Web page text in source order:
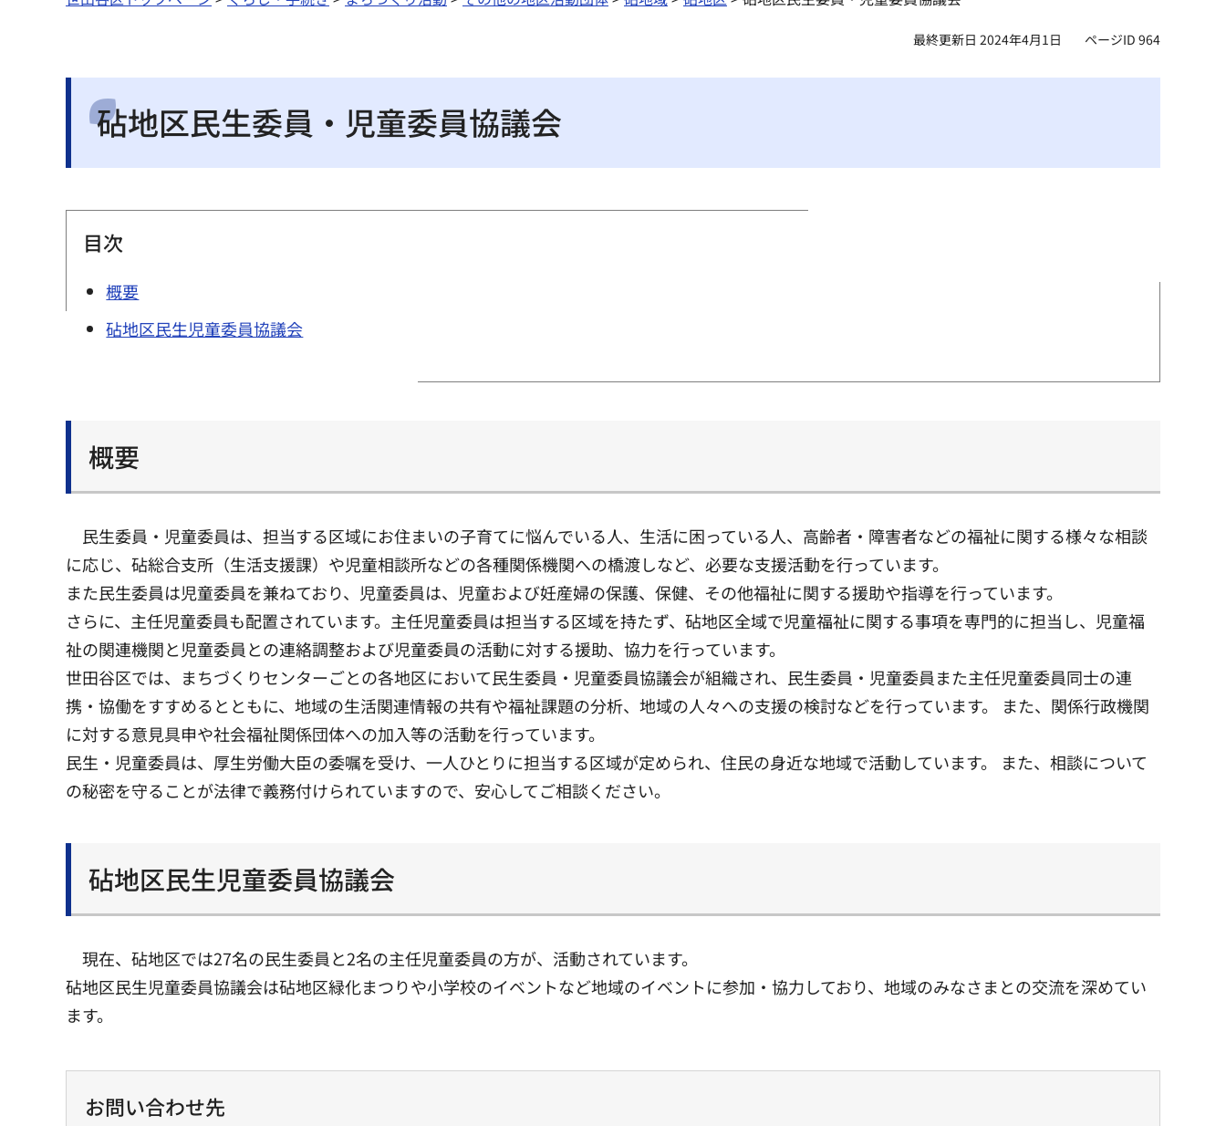
最終更新日 2024年4月1日 ページID 964
砧地区民生委員・児童委員協議会
目次
概要
砧地区民生児童委員協議会
概要
民生委員・児童委員は、担当する区域にお住まいの子育てに悩んでいる人、生活に困っている人、高齢者・障害者などの福祉に関する様々な相談
に応じ、砧総合支所（生活支援課）や児童相談所などの各種関係機関への橋渡しなど、必要な支援活動を行っています。
また民生委員は児童委員を兼ねており、児童委員は、児童および妊産婦の保護、保健、その他福祉に関する援助や指導を行っています。
さらに、主任児童委員も配置されています。主任児童委員は担当する区域を持たず、砧地区全域で児童福祉に関する事項を専門的に担当し、児童福
祉の関連機関と児童委員との連絡調整および児童委員の活動に対する援助、協力を行っています。
世田谷区では、まちづくりセンターごとの各地区において民生委員・児童委員協議会が組織され、民生委員・児童委員また主任児童委員同士の連
携・協働をすすめるとともに、地域の生活関連情報の共有や福祉課題の分析、地域の人々への支援の検討などを行っています。 また、関係行政機関
に対する意見具申や社会福祉関係団体への加入等の活動を行っています。
民生・児童委員は、厚生労働大臣の委嘱を受け、一人ひとりに担当する区域が定められ、住民の身近な地域で活動しています。 また、相談について
の秘密を守ることが法律で義務付けられていますので、安心してご相談ください。
砧地区民生児童委員協議会
現在、砧地区では27名の民生委員と2名の主任児童委員の方が、活動されています。
砧地区民生児童委員協議会は砧地区緑化まつりや小学校のイベントなど地域のイベントに参加・協力しており、地域のみなさまとの交流を深めてい
ます。
お問い合わせ先